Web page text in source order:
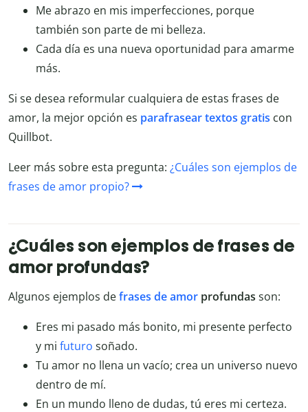
Me abrazo en mis imperfecciones, porque
también son parte de mi belleza.
Cada día es una nueva oportunidad para amarme
más.
Si se desea reformular cualquiera de estas frases de
amor, la mejor opción es parafrasear textos gratis con
Quillbot.
Leer más sobre esta pregunta: ¿Cuáles son ejemplos de
frases de amor propio?
¿Cuáles son ejemplos de frases de
amor profundas?
Algunos ejemplos defrases de amor profundas son:
Eres mi pasado más bonito, mi presente perfecto
y mi futuro soñado.
Tu amor no llena un vacío; crea un universo nuevo
dentro de mí.
En un mundo lleno de dudas, tú eres mi certeza.